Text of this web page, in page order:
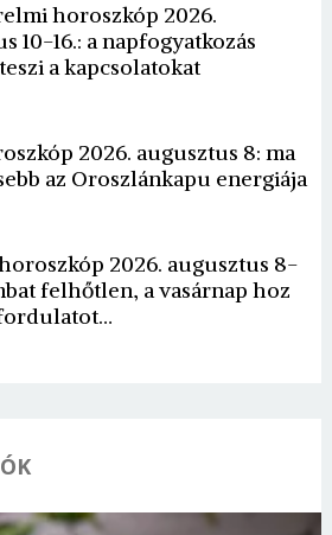
horoszkóp 2026.
10-16.: a napfogyatkozás
a kapcsolatokat
2026. augusztus 8: ma
az Oroszlánkapu energiája
2026. augusztus 8-
felhőtlen, a vasárnap hoz
bejelentkezés